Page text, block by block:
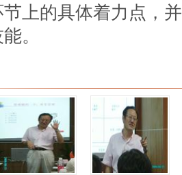
上的具体着力点，
。